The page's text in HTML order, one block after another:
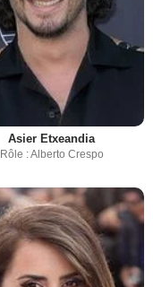
Asier Etxeandia
Rôle : Alberto Crespo